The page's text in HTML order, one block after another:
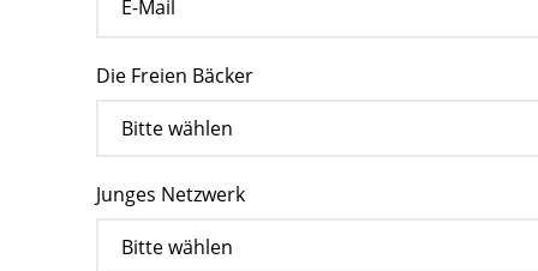
Die Freien Bäcker
Junges Netzwerk